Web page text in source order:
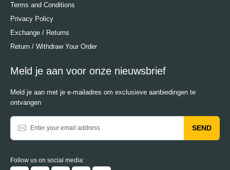
Terms and Conditions
Privacy Policy
Exchange / Returns
Return / Withdraw Your Order
Meld je aan voor onze nieuwsbrief
Meld je aan met je e-mailadres om exclusieve aanbiedingen te
ontvangen
SEND
Follow us on social media: